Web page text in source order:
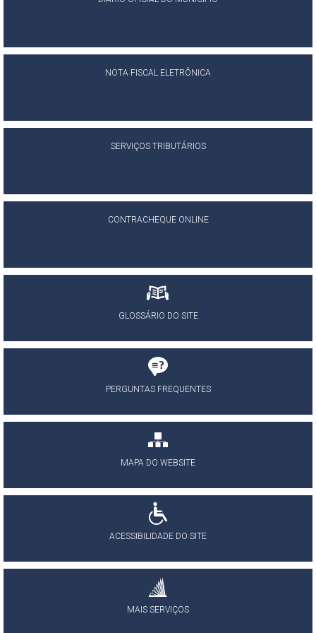
NOTA FISCAL ELETRÔNICA
SERVIÇOS TRIBUTÁRIOS
CONTRACHEQUE ONLINE
GLOSSÁRIO DO SITE
PERGUNTAS FREQUENTES
MAPA DO WEBSITE
ACESSIBILIDADE DO SITE
MAIS SERVIÇOS